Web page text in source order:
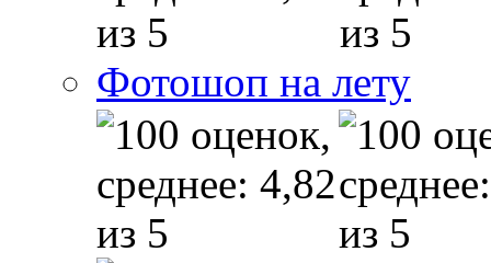
Фотошоп на лету